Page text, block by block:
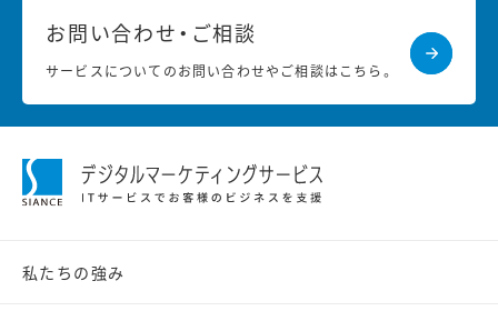
お問い合わせ・ご相談
サービスについてのお問い合わせやご相談はこちら。
私たちの強み